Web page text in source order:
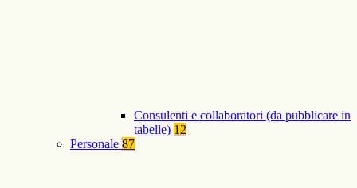
Consulenti e collaboratori (da pubblicare in
tabelle) 12
Personale 87